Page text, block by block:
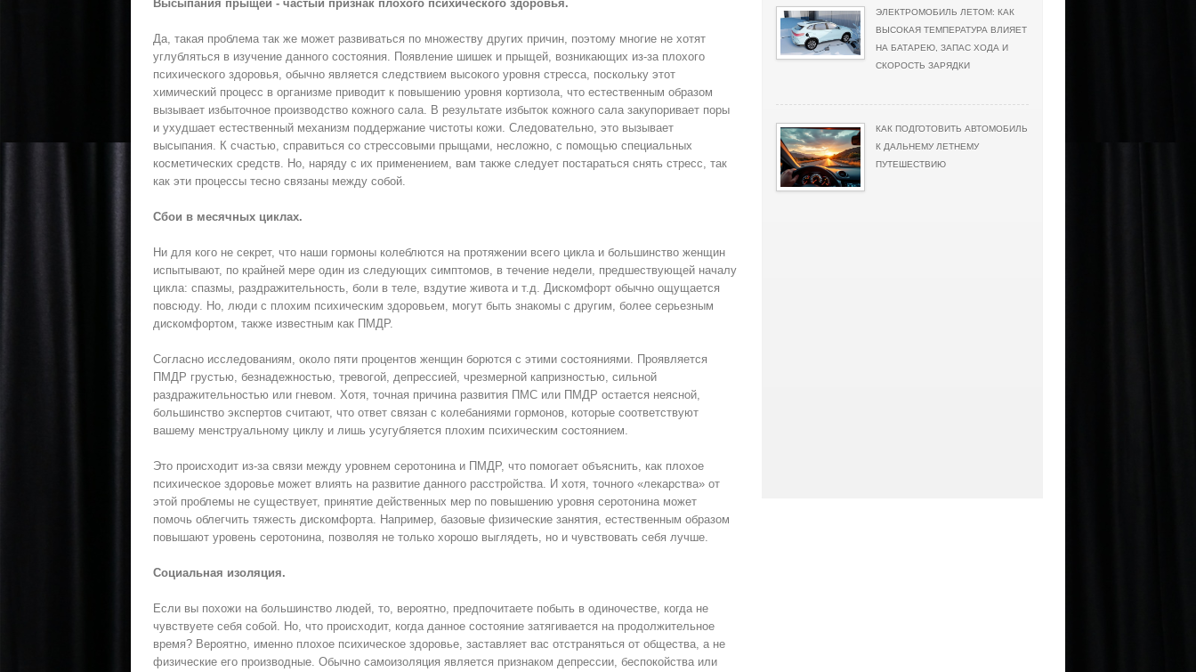
Высыпания прыщей - частый признак плохого психического здоровья.
Да, такая проблема так же может развиваться по множеству других причин, поэтому многие не хотят
углубляться в изучение данного состояния. Появление шишек и прыщей, возникающих из-за плохого
психического здоровья, обычно является следствием высокого уровня стресса, поскольку этот
химический процесс в организме приводит к повышению уровня кортизола, что естественным образом
вызывает избыточное производство кожного сала. В результате избыток кожного сала закупоривает поры
и ухудшает естественный механизм поддержание чистоты кожи. Следовательно, это вызывает
высыпания. К счастью, справиться со стрессовыми прыщами, несложно, с помощью специальных
косметических средств. Но, наряду с их применением, вам также следует постараться снять стресс, так
как эти процессы тесно связаны между собой.
Сбои в месячных циклах.
Ни для кого не секрет, что наши гормоны колеблются на протяжении всего цикла и большинство женщин
испытывают, по крайней мере один из следующих симптомов, в течение недели, предшествующей началу
цикла: спазмы, раздражительность, боли в теле, вздутие живота и т.д. Дискомфорт обычно ощущается
повсюду. Но, люди с плохим психическим здоровьем, могут быть знакомы с другим, более серьезным
дискомфортом, также известным как ПМДР.
Согласно исследованиям, около пяти процентов женщин борются с этими состояниями. Проявляется
ПМДР грустью, безнадежностью, тревогой, депрессией, чрезмерной капризностью, сильной
раздражительностью или гневом. Хотя, точная причина развития ПМС или ПМДР остается неясной,
большинство экспертов считают, что ответ связан с колебаниями гормонов, которые соответствуют
вашему менструальному циклу и лишь усугубляется плохим психическим состоянием.
Это происходит из-за связи между уровнем серотонина и ПМДР, что помогает объяснить, как плохое
психическое здоровье может влиять на развитие данного расстройства. И хотя, точного «лекарства» от
этой проблемы не существует, принятие действенных мер по повышению уровня серотонина может
помочь облегчить тяжесть дискомфорта. Например, базовые физические занятия, естественным образом
повышают уровень серотонина, позволяя не только хорошо выглядеть, но и чувствовать себя лучше.
Социальная изоляция.
Если вы похожи на большинство людей, то, вероятно, предпочитаете побыть в одиночестве, когда не
чувствуете себя собой. Но, что происходит, когда данное состояние затягивается на продолжительное
время? Вероятно, именно плохое психическое здоровье, заставляет вас отстраняться от общества, а не
физические его производные. Обычно самоизоляция является признаком депрессии, беспокойства или
ЭЛЕКТРОМОБИЛЬ ЛЕТОМ: КАК
ВЫСОКАЯ ТЕМПЕРАТУРА ВЛИЯЕТ
НА БАТАРЕЮ, ЗАПАС ХОДА И
СКОРОСТЬ ЗАРЯДКИ
КАК ПОДГОТОВИТЬ АВТОМОБИЛЬ
К ДАЛЬНЕМУ ЛЕТНЕМУ
ПУТЕШЕСТВИЮ